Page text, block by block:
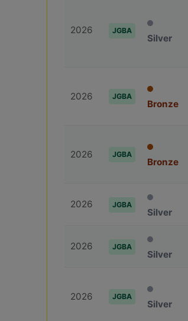
2026 JGBA
Silver
2026 JGBA
Bronze
2026 JGBA
Bronze
2026 JGBA
Silver
2026 JGBA
Silver
2026 JGBA
Silver